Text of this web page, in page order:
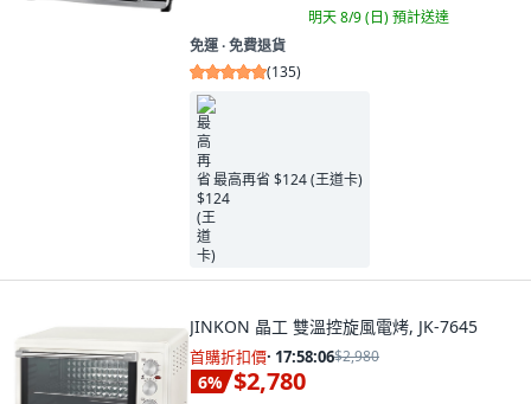
明天 8/9 (日)預計送達
免運 ∙ 免費退貨
(135)
最高再省 $124 (王道卡)
JINKON 晶工 雙溫控旋風電烤, JK-7645
首購折扣價· 17:58:04$2,980
6% $2,780